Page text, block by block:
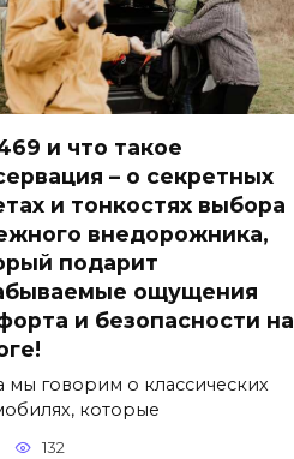
и что такое
– о секретных
и тонкостях выбора
внедорожника,
подарит
ощущения
и безопасности на
мы говорим о классических
которые
132